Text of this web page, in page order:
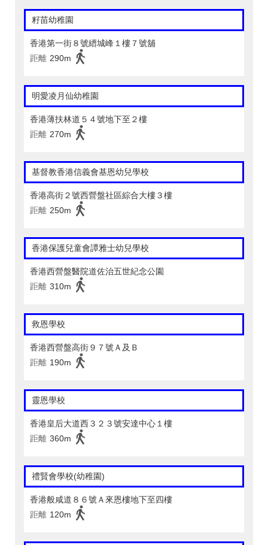
籽苗幼稚園
香港第一街８號縉城峰１樓７號舖
距離 290m
明愛凌月仙幼稚園
香港薄扶林道５４號地下至２樓
距離 270m
基督教香港信義會基恩幼兒學校
香港高街２號西營盤社區綜合大樓３樓
距離 250m
香港保護兒童會譚雅士幼兒學校
香港西營盤醫院道佐治五世紀念公園
距離 310m
救恩學校
香港西營盤高街９７號Ａ及Ｂ
距離 190m
靈恩學校
香港皇后大道西３２３號安達中心１樓
距離 360m
禮賢會學校(幼稚園)
香港般咸道８６號Ａ來恩樓地下至四樓
距離 120m